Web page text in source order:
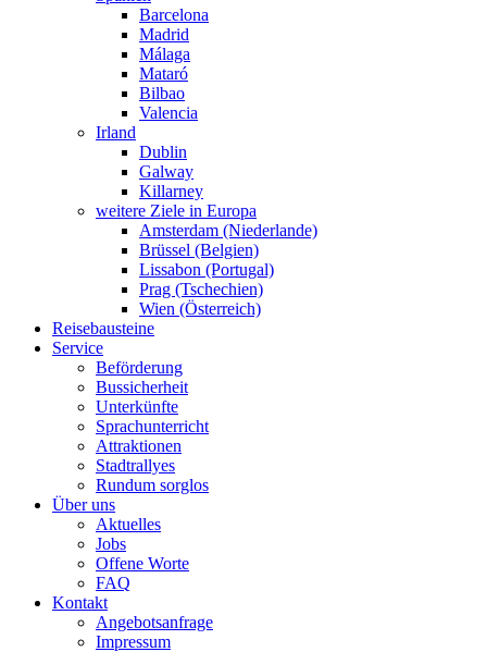
Barcelona
Madrid
Málaga
Mataró
Bilbao
Valencia
Irland
Dublin
Galway
Killarney
weitere Ziele in Europa
Amsterdam (Niederlande)
Brüssel (Belgien)
Lissabon (Portugal)
Prag (Tschechien)
Wien (Österreich)
Reisebausteine
Service
Beförderung
Bussicherheit
Unterkünfte
Sprachunterricht
Attraktionen
Stadtrallyes
Rundum sorglos
Über uns
Aktuelles
Jobs
Offene Worte
FAQ
Kontakt
Angebotsanfrage
Impressum